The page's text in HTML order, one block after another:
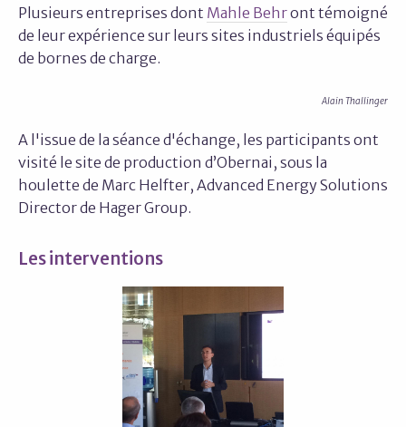
Plusieurs entreprises dont Mahle Behront témoigné
de leur expérience sur leurs sites industriels équipés
de bornes de charge.
Alain Thallinger
A l'issue de la séance d'échange, les participants ont
visité le site de production d’Obernai, sous la
houlette de Marc Helfter, Advanced Energy Solutions
Director de Hager Group.
Les interventions